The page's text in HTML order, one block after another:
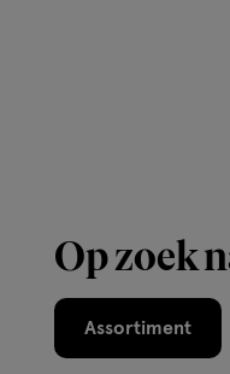
Op zoek
Assortiment